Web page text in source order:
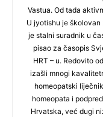
Vastua. Od tada
U jyotishu je
je stalni suradnik u
pisao za časopis
HRT – u. Redovito
izašli mnogi
homeopatski
homeopata i
Hrvatska, već dugi